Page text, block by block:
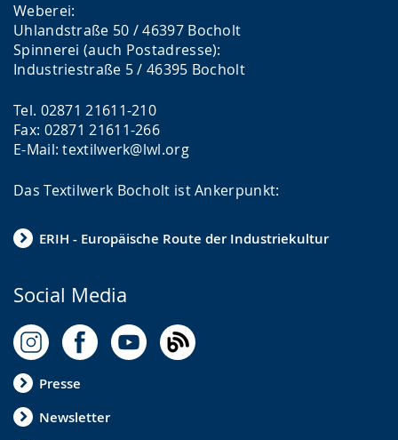
Weberei:
Uhlandstraße 50 / 46397 Bocholt
Spinnerei (auch Postadresse):
Industriestraße 5 / 46395 Bocholt
Tel. 02871 21611-210
Fax: 02871 21611-266
E-Mail: textilwerk@lwl.org
Das Textilwerk Bocholt ist Ankerpunkt:
ERIH - Europäische Route der Industriekultur
Social Media
Presse
Newsletter